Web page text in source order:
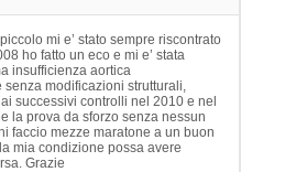
mi e’ stato sempre riscontrato
ho fatto un eco e mi e’ stata
insufficienza aortica
modificazioni strutturali,
successivi controlli nel 2010 e nel
la prova da sforzo senza nessun
faccio mezze maratone a un buon
mia condizione possa avere
Grazie